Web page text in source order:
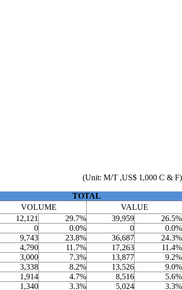
(Unit: M/T ,US$ 1,000 C & F)
TOTAL
VOLUME
VALUE
12,121 29.7% 39,959
26.5%
0 0.0% 0
0.0%
9,743 23.8% 36,687
24.3%
4,790 11.7% 17,263
11.4%
3,000 7.3% 13,877
9.2%
3,338 8.2% 13,526
9.0%
1,914 4.7% 8,516
5.6%
1,340 3.3% 5,024
3.3%